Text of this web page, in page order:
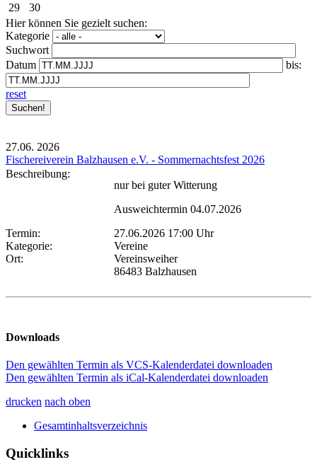
29
30
Hier können Sie gezielt suchen:
Kategorie
Suchwort
Datum
bis:
reset
27.06. 2026
Fischereiverein Balzhausen e.V. - Sommernachtsfest 2026
Beschreibung:
nur bei guter Witterung
Ausweichtermin 04.07.2026
Termin:
27.06.2026 17:00 Uhr
Kategorie:
Vereine
Ort:
Vereinsweiher
86483 Balzhausen
Downloads
Den gewählten Termin als VCS-Kalenderdatei downloaden
Den gewählten Termin als iCal-Kalenderdatei downloaden
drucken nach oben
Gesamtinhaltsverzeichnis
Quicklinks